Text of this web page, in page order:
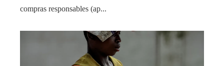
compras responsables (ap...